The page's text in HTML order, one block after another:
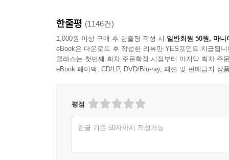
한줄평 (1146건)
1,000원 이상 구매 후 한줄평 작성 시 일반회원 50원, 마니
eBook은 다운로드 후 작성한 리뷰만 YES포인트 지급됩니
클래스는 첫번째 회차 주문확정 시점부터 마지막 회차 주
eBook 페이백, CD/LP, DVD/Blu-ray, 패션 및 판매금지 상
평점
한글 기준 50자까지 작성가능